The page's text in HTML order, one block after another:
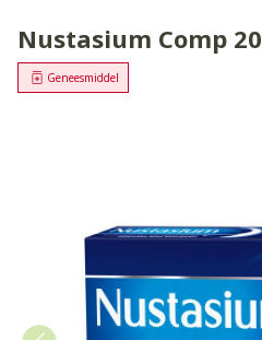
Nustasium Comp 20
Geneesmiddel